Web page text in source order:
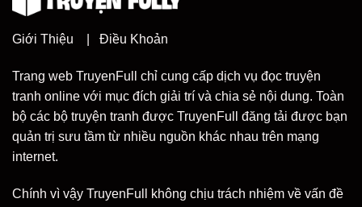
Giới Thiệu Điều Khoản
Trang web TruyenFull chỉ cung cấp dịch vụ đọc truyện
tranh online với mục đích giải trí và chia sẻ nội dung. Toàn
bộ các bộ truyện tranh được TruyenFull đăng tải được bạn
quản trị sưu tầm từ nhiều nguồn khác nhau trên mạng
internet.
Chính vì vậy TruyenFull không chịu trách nhiệm về vấn đề